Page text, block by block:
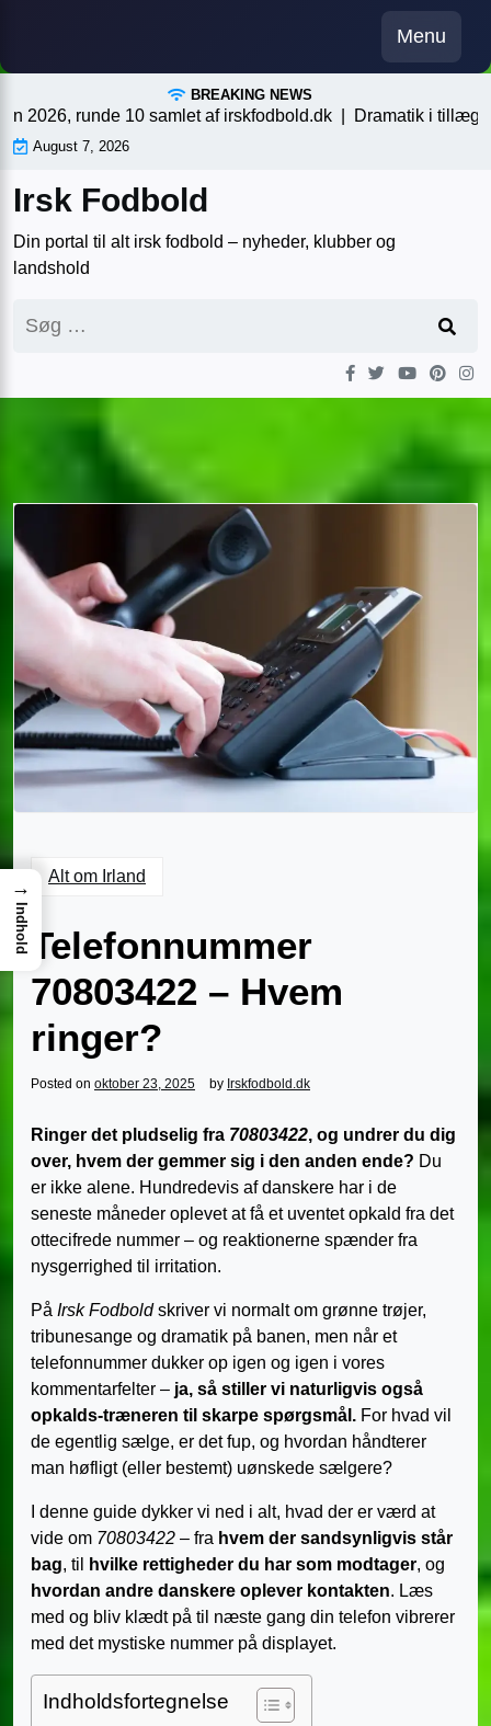
content
Menu
BREAKING NEWS
runde 10 samlet af irskfodbold.dk |Dramatik i tillægstiden,
August 7, 2026
Irsk Fodbold
Din portal til alt irsk fodbold – nyheder, klubber og
landshold
efter:
Alt om Irland
Telefonnummer
70803422 – Hvem
ringer?
Posted on oktober 23, 2025 by Irskfodbold.dk
Ringer det pludselig fra 70803422, og undrer du dig
over, hvem der gemmer sig i den anden ende? Du
er ikke alene. Hundredevis af danskere har i de
seneste måneder oplevet at få et uventet opkald fra det
ottecifrede nummer – og reaktionerne spænder fra
nysgerrighed til irritation.
På Irsk Fodboldskriver vi normalt om grønne trøjer,
tribunesange og dramatik på banen, men når et
telefonnummer dukker op igen og igen i vores
kommentarfelter – ja, så stiller vi naturligvis også
opkalds-træneren til skarpe spørgsmål. For hvad vil
de egentlig sælge, er det fup, og hvordan håndterer
man høfligt (eller bestemt) uønskede sælgere?
I denne guide dykker vi ned i alt, hvad der er værd at
vide om 70803422 – fra hvem der sandsynligvis står
bag, til hvilke rettigheder du har som modtager, og
hvordan andre danskere oplever kontakten. Læs
med og bliv klædt på til næste gang din telefon vibrerer
med det mystiske nummer på displayet.
Indholdsfortegnelse
→
Indhold